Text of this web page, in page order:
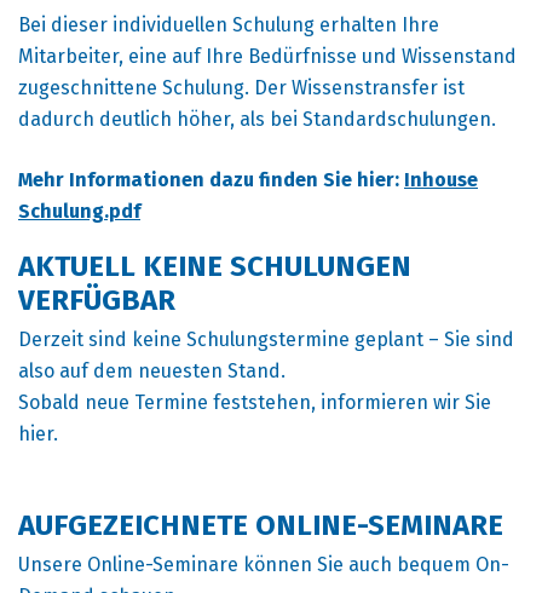
Bei dieser individuellen Schulung erhalten Ihre
Mitarbeiter, eine auf Ihre Bedürfnisse und Wissenstand
zugeschnittene Schulung. Der Wissenstransfer ist
dadurch deutlich höher, als bei Standardschulungen.
Mehr Informationen dazu finden Sie hier: Inhouse
Schulung.pdf
AKTUELL KEINE SCHULUNGEN
VERFÜGBAR
Derzeit sind keine Schulungstermine geplant – Sie sind
also auf dem neuesten Stand.
Sobald neue Termine feststehen, informieren wir Sie
hier.
AUFGEZEICHNETE ONLINE-SEMINARE
Unsere Online-Seminare können Sie auch bequem On-